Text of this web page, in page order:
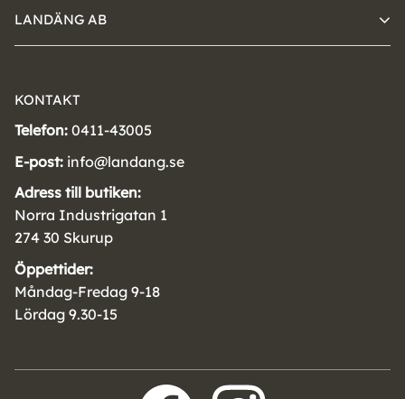
LANDÄNG AB
KONTAKT
Telefon: 0411-43005
E-post: info@landang.se
Adress till butiken:
Norra Industrigatan 1
274 30 Skurup
Öppettider:
Måndag-Fredag 9-18
Lördag 9.30-15